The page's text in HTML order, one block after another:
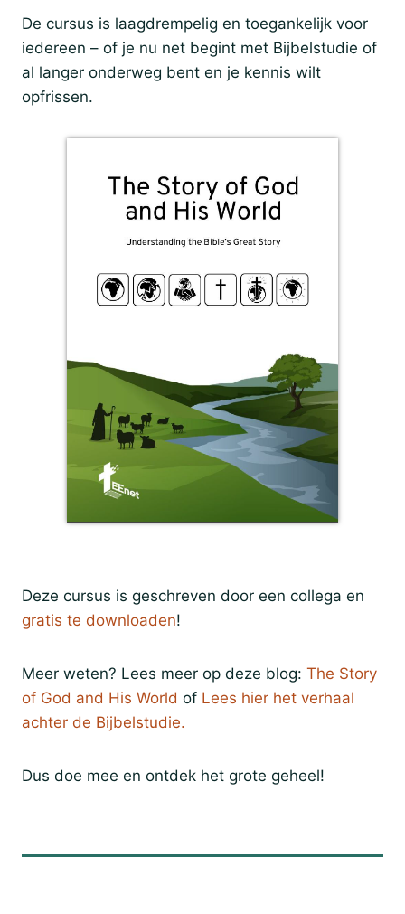
De cursus is laagdrempelig en toegankelijk voor
iedereen – of je nu net begint met Bijbelstudie of
al langer onderweg bent en je kennis wilt
opfrissen.
Deze cursus is geschreven door een collega en
gratis te downloaden!
Meer weten? Lees meer op deze blog: The Story
of God and His World of Lees hier het verhaal
achter de Bijbelstudie.
Dus doe mee en ontdek het grote geheel!